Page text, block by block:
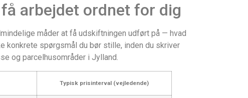
arbejdet ordnet for dig
måder at få udskiftningen udført på — hvad
spørgsmål du bør stille, inden du skriver
og parcelhusområder i Jylland.
Typisk prisinterval (vejledende)